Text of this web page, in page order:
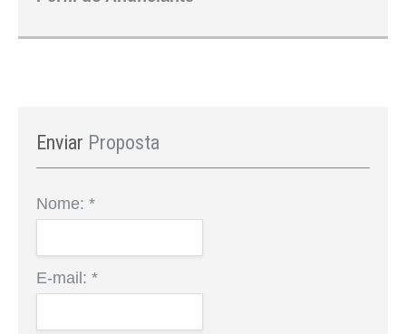
Enviar Proposta
Nome: *
E-mail: *